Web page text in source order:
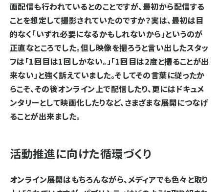
画配信も行われているとのことですが、最初から配信する
ことを想定して撮影されていたのですか？実は、最初は目
的なく「いずれ必要になるかもしれないから」というのが
正直なところでした。但し映像を撮ろうと言い出したスタッ
フは「1回目は1回しかない。」「1回目は2度と撮ることが出
来ない」と強く訴えていました。そしてその言葉に従ったか
らこそ、その後オンライン上で配信したり、更にはドキュメ
ンタリーとして映画化したりなど、さまざまな展開につなげ
ることが出来ました。
活動推進に向けた循環づくり
オンライン展開はもちろんながら、メディアでも色々と取り